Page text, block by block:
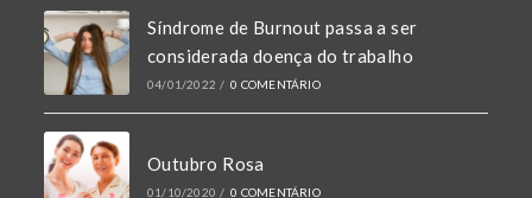
Síndrome de Burnout passa a ser
considerada doença do trabalho
04/01/2022 / 0 COMENTÁRIO
Outubro Rosa
01/10/2020 / 0 COMENTÁRIO